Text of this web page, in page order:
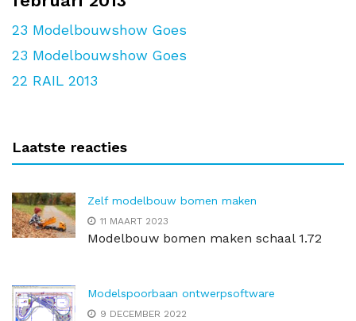
23 Modelbouwshow Goes
23 Modelbouwshow Goes
22 RAIL 2013
Laatste reacties
Zelf modelbouw bomen maken
11 MAART 2023
Modelbouw bomen maken schaal 1.72
Modelspoorbaan ontwerpsoftware
9 DECEMBER 2022